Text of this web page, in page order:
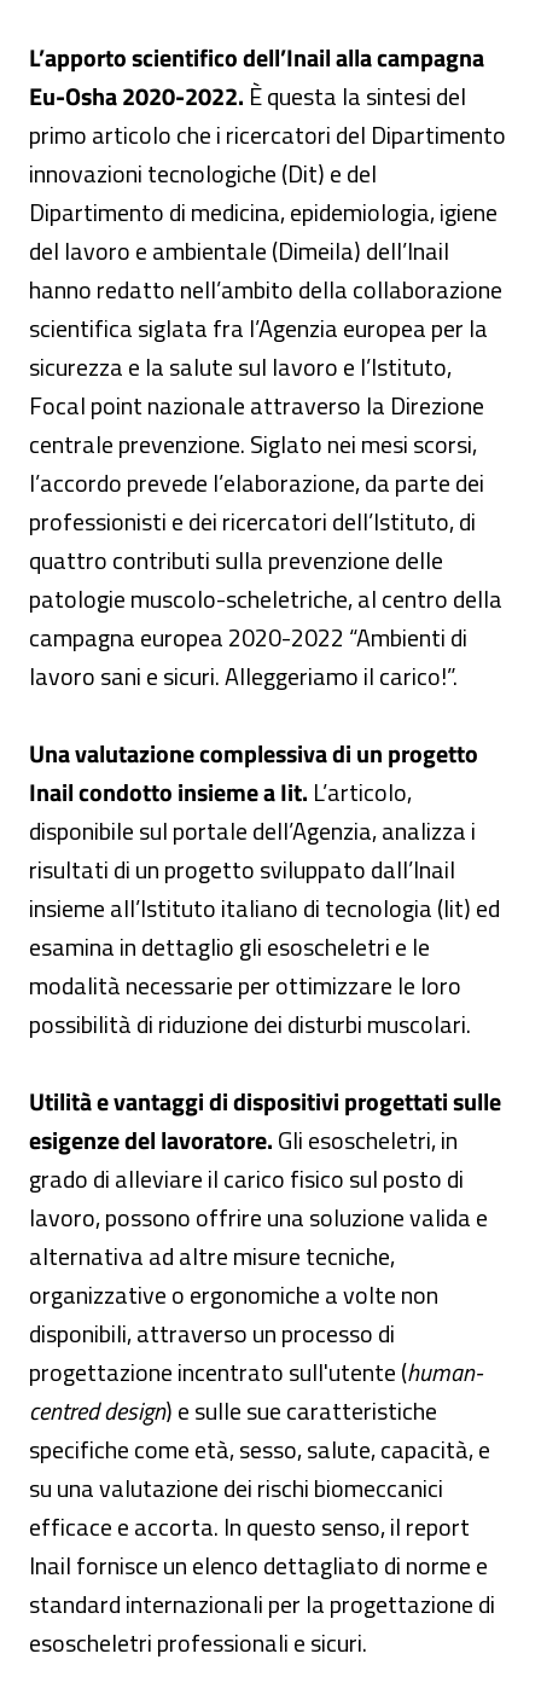
L’apporto scientifico dell’Inail alla campagna
Eu-Osha 2020-2022. È questa la sintesi del
primo articolo che i ricercatori del Dipartimento
innovazioni tecnologiche (Dit) e del
Dipartimento di medicina, epidemiologia, igiene
del lavoro e ambientale (Dimeila) dell’Inail
hanno redatto nell’ambito della collaborazione
scientifica siglata fra l’Agenzia europea per la
sicurezza e la salute sul lavoro e l’Istituto,
Focal point nazionale attraverso la Direzione
centrale prevenzione. Siglato nei mesi scorsi,
l’accordo prevede l’elaborazione, da parte dei
professionisti e dei ricercatori dell’Istituto, di
quattro contributi sulla prevenzione delle
patologie muscolo-scheletriche, al centro della
campagna europea 2020-2022 “Ambienti di
lavoro sani e sicuri. Alleggeriamo il carico!”.
Una valutazione complessiva di un progetto
Inail condotto insieme a Iit. L’articolo,
disponibile sul portale dell’Agenzia, analizza i
risultati di un progetto sviluppato dall’Inail
insieme all’Istituto italiano di tecnologia (Iit) ed
esamina in dettaglio gli esoscheletri e le
modalità necessarie per ottimizzare le loro
possibilità di riduzione dei disturbi muscolari.
Utilità e vantaggi di dispositivi progettati sulle
esigenze del lavoratore.Gli esoscheletri, in
grado di alleviare il carico fisico sul posto di
lavoro, possono offrire una soluzione valida e
alternativa ad altre misure tecniche,
organizzative o ergonomiche a volte non
disponibili, attraverso un processo di
progettazione incentrato sull'utente (human-
centred design) e sulle sue caratteristiche
specifiche come età, sesso, salute, capacità, e
su una valutazione dei rischi biomeccanici
efficace e accorta. In questo senso, il report
Inail fornisce un elenco dettagliato di norme e
standard internazionali per la progettazione di
esoscheletri professionali e sicuri.